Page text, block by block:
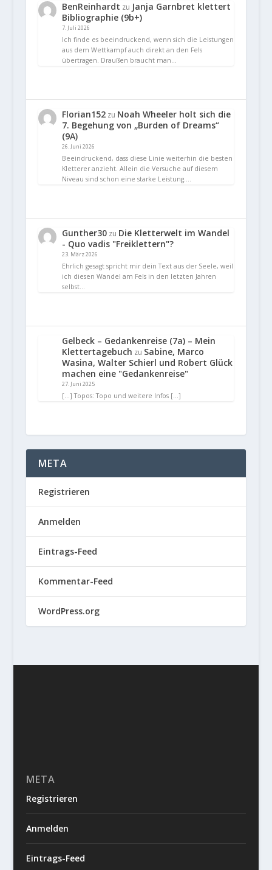
BenReinhardt zu Janja Garnbret klettert
Bibliographie (9b+)
7. Juli 2026
Ich finde es beeindruckend, wenn sich die Leistungen
aus dem Wettkampf auch direkt an den Fels
übertragen. Draußen braucht man…
Florian152zu Noah Wheeler holt sich die
7. Begehung von „Burden of Dreams“
(9A)
26. Juni 2026
Beeindruckend, dass diese Linie weiterhin die besten
Kletterer anzieht. Allein die Versuche auf diesem
Niveau sind schon eine starke Leistung.…
Gunther30zu Die Kletterwelt im Wandel
- Quo vadis "Freiklettern"?
23. März 2026
Ehrlich gesagt spricht mir dein Text aus der Seele, weil
ich diesen Wandel am Fels in den letzten Jahren
selbst…
Gelbeck – Gedankenreise (7a) – Mein
Klettertagebuch zu Sabine, Marco
Wasina, Walter Schierl und Robert Glück
machen eine "Gedankenreise"
27. Juni 2025
[…] Topos: Topo und weitere Infos […]
META
Registrieren
Anmelden
Eintrags-Feed
Kommentar-Feed
WordPress.org
META
Registrieren
Anmelden
Eintrags-Feed